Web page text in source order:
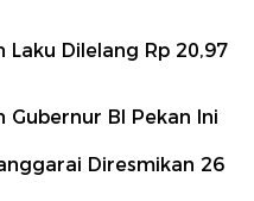
Laku Dilelang Rp 20,97
Gubernur BI Pekan Ini
Diresmikan 26